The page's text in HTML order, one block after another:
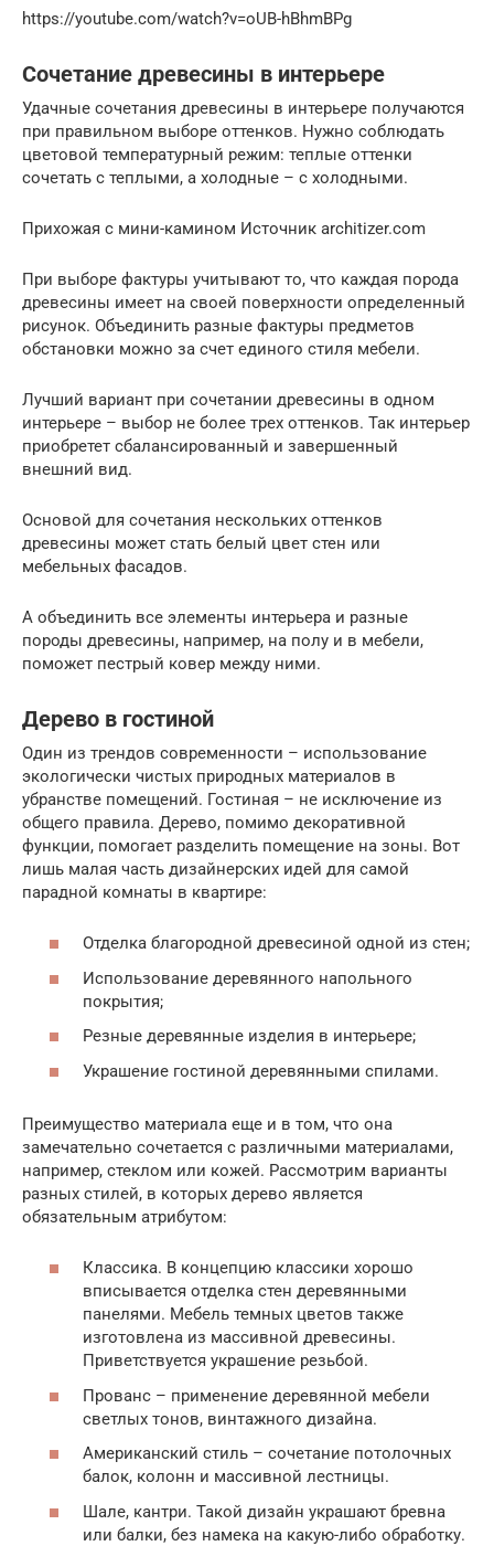
https://youtube.com/watch?v=oUB-hBhmBPg
Сочетание древесины в интерьере
Удачные сочетания древесины в интерьере получаются
при правильном выборе оттенков. Нужно соблюдать
цветовой температурный режим: теплые оттенки
сочетать с теплыми, а холодные – с холодными.
Прихожая с мини-камином Источник architizer.com
При выборе фактуры учитывают то, что каждая порода
древесины имеет на своей поверхности определенный
рисунок. Объединить разные фактуры предметов
обстановки можно за счет единого стиля мебели.
Лучший вариант при сочетании древесины в одном
интерьере – выбор не более трех оттенков. Так интерьер
приобретет сбалансированный и завершенный
внешний вид.
Основой для сочетания нескольких оттенков
древесины может стать белый цвет стен или
мебельных фасадов.
А объединить все элементы интерьера и разные
породы древесины, например, на полу и в мебели,
поможет пестрый ковер между ними.
Дерево в гостиной
Один из трендов современности – использование
экологически чистых природных материалов в
убранстве помещений. Гостиная – не исключение из
общего правила. Дерево, помимо декоративной
функции, помогает разделить помещение на зоны. Вот
лишь малая часть дизайнерских идей для самой
парадной комнаты в квартире:
Отделка благородной древесиной одной из стен;
Использование деревянного напольного
покрытия;
Резные деревянные изделия в интерьере;
Украшение гостиной деревянными спилами.
Преимущество материала еще и в том, что она
замечательно сочетается с различными материалами,
например, стеклом или кожей. Рассмотрим варианты
разных стилей, в которых дерево является
обязательным атрибутом:
Классика. В концепцию классики хорошо
вписывается отделка стен деревянными
панелями. Мебель темных цветов также
изготовлена из массивной древесины.
Приветствуется украшение резьбой.
Прованс – применение деревянной мебели
светлых тонов, винтажного дизайна.
Американский стиль – сочетание потолочных
балок, колонн и массивной лестницы.
Шале, кантри. Такой дизайн украшают бревна
или балки, без намека на какую-либо обработку.